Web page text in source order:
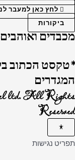
לחץ כאן למעבר
ביקורות
מכבדים ואוהבים
*טקסט הכתוב
המגדרים
ltd. All Rights
Reserved
תפריט נגישות